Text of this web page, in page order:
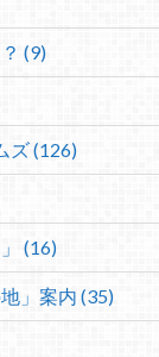
(9)
ズ (126)
(16)
」案内 (35)